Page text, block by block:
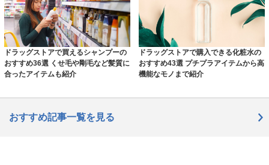
ドラッグストアで買えるシャンプーの
おすすめ36選 くせ毛や剛毛など髪質に
合ったアイテムも紹介
ドラッグストアで購入できる化粧水の
おすすめ43選 プチプラアイテムから高
機能なモノまで紹介
おすすめ記事一覧を見る